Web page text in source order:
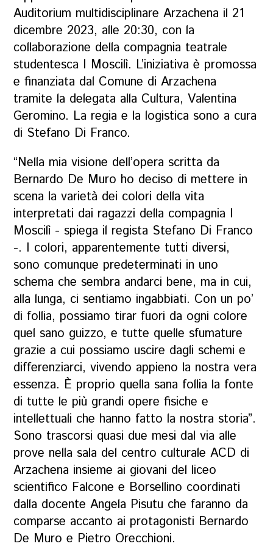
Auditorium multidisciplinare Arzachena il 21
dicembre 2023, alle 20:30, con la
collaborazione della compagnia teatrale
studentesca I Moscilì. L’iniziativa è promossa
e finanziata dal Comune di Arzachena
tramite la delegata alla Cultura, Valentina
Geromino. La regia e la logistica sono a cura
di Stefano Di Franco.
“Nella mia visione dell’opera scritta da
Bernardo De Muro ho deciso di mettere in
scena la varietà dei colori della vita
interpretati dai ragazzi della compagnia I
Moscilì - spiega il regista Stefano Di Franco
-. I colori, apparentemente tutti diversi,
sono comunque predeterminati in uno
schema che sembra andarci bene, ma in cui,
alla lunga, ci sentiamo ingabbiati. Con un po’
di follia, possiamo tirar fuori da ogni colore
quel sano guizzo, e tutte quelle sfumature
grazie a cui possiamo uscire dagli schemi e
differenziarci, vivendo appieno la nostra vera
essenza. È proprio quella sana follia la fonte
di tutte le più grandi opere fisiche e
intellettuali che hanno fatto la nostra storia”.
Sono trascorsi quasi due mesi dal via alle
prove nella sala del centro culturale ACD di
Arzachena insieme ai giovani del liceo
scientifico Falcone e Borsellino coordinati
dalla docente Angela Pisutu che faranno da
comparse accanto ai protagonisti Bernardo
De Muro e Pietro Orecchioni.